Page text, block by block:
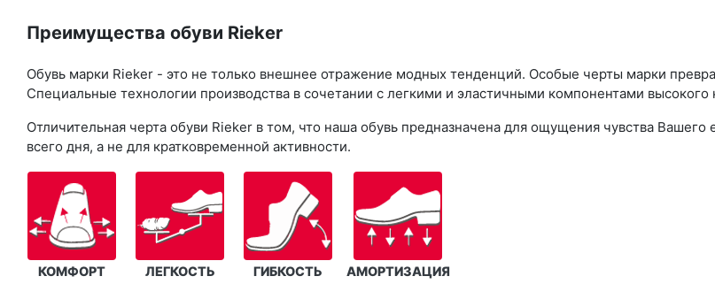
Преимущества обуви Rieker
Обувь марки Rieker - это не только внешнее отражение модных тенденций. Особые черты марки
Специальные технологии производства в сочетании с легкими и эластичными компонентами
Отличительная черта обуви Rieker в том, что наша обувь предназначена для ощущения чувства
всего дня, а не для кратковременной активности.
КОМФОРТ ЛЕГКОСТЬ ГИБКОСТЬ АМОРТИЗАЦИЯ